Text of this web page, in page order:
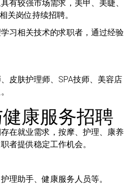
有较强市场需求，美甲、美睫、
关岗位持续招聘。
习相关技术的求职者，通过经验
皮肤护理师、SPA技师、美容店
康服务招聘
在就业需求，按摩、护理、康养
者提供稳定工作机会。
理助手、健康服务人员等。